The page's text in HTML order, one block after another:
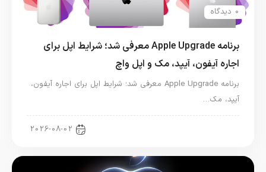
0 دیدگاه
برنامه Apple Upgrade معرفی شد؛ شرایط اپل برای
اجاره آیفون، آیپد، مک و اپل واچ
برنامه Apple Upgrade معرفی شد؛ شرایط اپل برای اجاره آیفون،
آیپد، مک…
2026-08-02